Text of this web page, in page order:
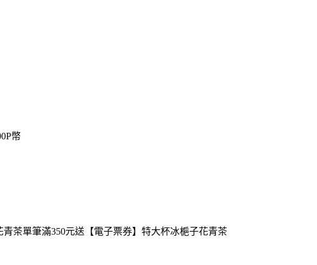
幣
茶單筆滿350元送【電子票券】特大杯冰梔子花青茶